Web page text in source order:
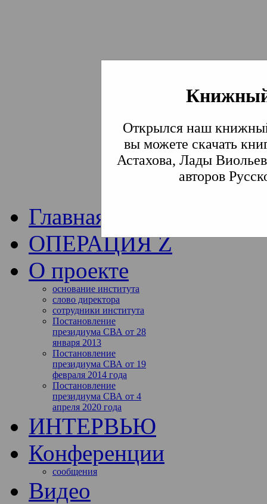
Открылся наш
вы можете скачать
Астахова, Лады
авторов
Институт
Традиции СВА
Главная
ОПЕРАЦИЯ Z
О проекте
основание института
слово директора
сотрудники института
Постановление
президиума СВА от 28
января 2013
Постановление
президиума СВА от 19
февраля 2014 года
Постановление
президиума СВА от 4
апреля 2020 года
ИНТЕРВЬЮ
Конференции
сообщения
Видео